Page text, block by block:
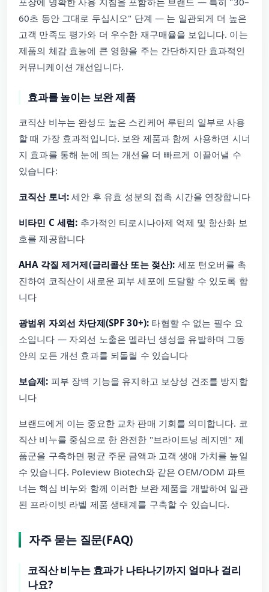
60초 동안 그대로 두십시오" 단계 — 는 일관되게 더 높은
고객 만족도 평가와 더 우수한 재구매율을 보입니다. 이는
제품의 체감 효능에 큰 영향을 주는 간단하지만 효과적인
커뮤니케이션 개선입니다.
효과를 높이는 보완 제품
코직산 비누는 완성도 높은 스킨케어 루틴의 일부로 사용
할 때 가장 효과적입니다. 보완 제품과 함께 사용하면 시너
지 효과를 통해 눈에 띄는 개선을 더 빠르게 이끌어낼 수
있습니다:
코직산 토너: 세안 후 유효 성분의 접촉 시간을 연장합니다
비타민 C 세럼: 추가적인 티로시나아제 억제 및 항산화 보
호를 제공합니다
AHA 각질 제거제(글리콜산 또는 젖산): 세포 턴오버를 촉
진하여 코직산이 새로운 피부 세포에 도달할 수 있도록 합
니다
광범위 자외선 차단제(SPF 30+): 타협할 수 없는 필수 요
소입니다 — 자외선 노출은 멜라닌 생성을 유발하며 그동
안의 모든 개선 효과를 되돌릴 수 있습니다
보습제: 피부 장벽 기능을 유지하고 보상성 건조를 방지합
니다
브랜드에게 이는 중요한 교차 판매 기회를 의미합니다. 코
직산 비누를 중심으로 한 완전한 "브라이트닝 레지멘" 제
품군을 구축하면 평균 주문 금액과 고객 생애 가치를 높일
수 있습니다. Poleview Biotech와 같은 OEM/ODM 파트
너는 핵심 비누와 함께 이러한 보완 제품을 개발하여 일관
된 프라이빗 라벨 제품 생태계를 구축할 수 있습니다.
자주 묻는 질문(FAQ)
코직산 비누는 효과가 나타나기까지 얼마나 걸리
나요?